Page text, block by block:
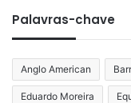
Palavras-chave
Anglo American
Eduardo Moreira